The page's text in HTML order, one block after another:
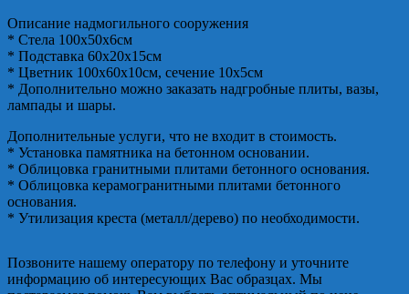
Описание надмогильного сооружения
* Стела 100х50х6см
* Подставка 60х20х15см
* Цветник 100х60х10см, сечение 10х5см
* Дополнительно можно заказать надгробные плиты, вазы,
лампады и шары.
Дополнительные услуги, что не входит в стоимость.
* Установка памятника на бетонном основании.
* Облицовка гранитными плитами бетонного основания.
* Облицовка керамогранитными плитами бетонного
основания.
* Утилизация креста (металл/дерево) по необходимости.
Позвоните нашему оператору по телефону и уточните
информацию об интересующих Вас образцах. Мы